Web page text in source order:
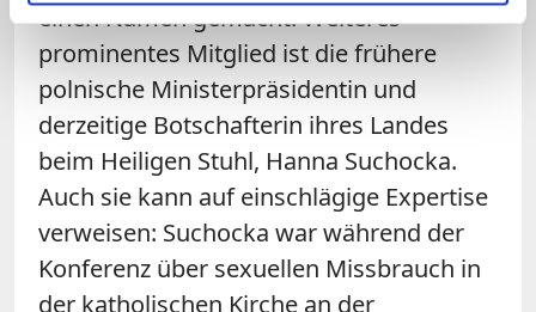
einen Namen gemacht. Weiteres
prominentes Mitglied ist die frühere
polnische Ministerpräsidentin und
derzeitige Botschafterin ihres Landes
beim Heiligen Stuhl, Hanna Suchocka.
Auch sie kann auf einschlägige Expertise
verweisen: Suchocka war während der
Konferenz über sexuellen Missbrauch in
der katholischen Kirche an der